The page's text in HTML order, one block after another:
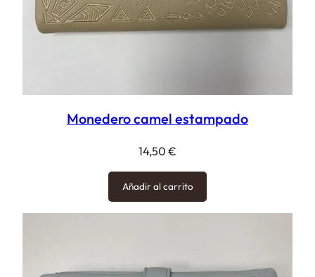
Monedero camel estampado
14,50 €
Añadir al carrito